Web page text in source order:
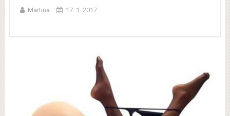
Martina 17. 1. 2017